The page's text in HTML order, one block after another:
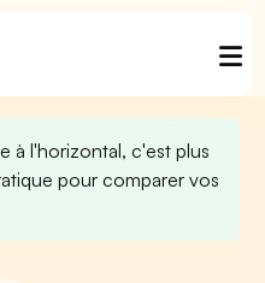
à l'horizontal, c'est plus
pour comparer vos